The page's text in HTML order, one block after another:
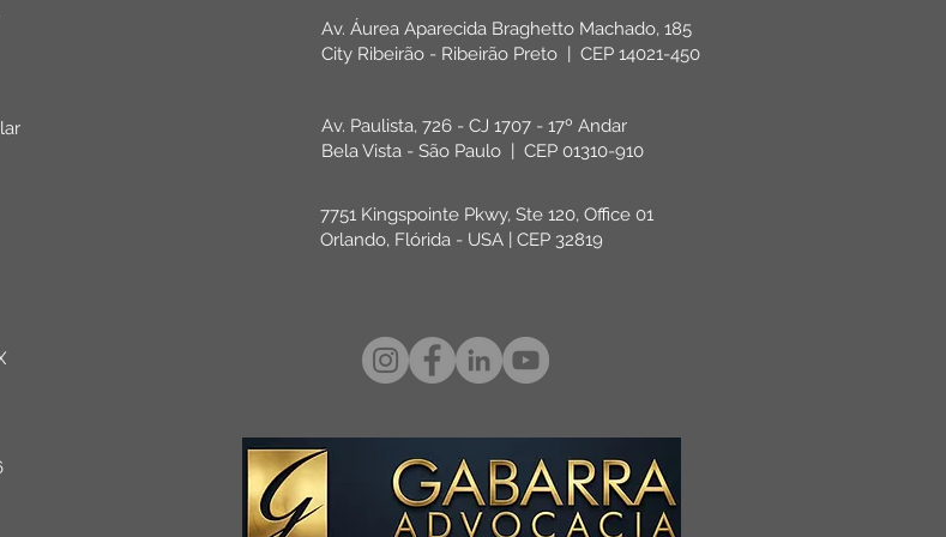
Av. Áurea Aparecida Braghetto Machado, 185
City Ribeirão - Ribeirão Preto | CEP 14021-450
Av. Paulista, 726 - CJ 1707 - 17º Andar
Bela Vista - São Paulo | CEP 01310-910
7751 Kingspointe Pkwy, Ste 120, Office 01
Orlando, Flórida - USA | CEP 32819